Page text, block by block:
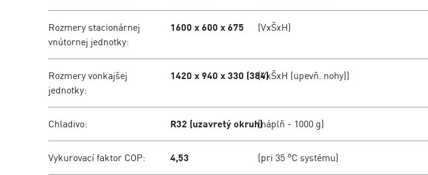
Rozmery stacionárnej
vnútornej jednotky:
1600 x 600 x 675 (VxŠxH)
Rozmery vonkajšej
jednotky:
1420 x 940 x 330 (384)(VxŠxH (upevň. nohy))
Chladivo: R32 (uzavretý okruh)(náplň - 1000 g)
Vykurovací faktor COP: 4,53 (pri 35 °C systému)